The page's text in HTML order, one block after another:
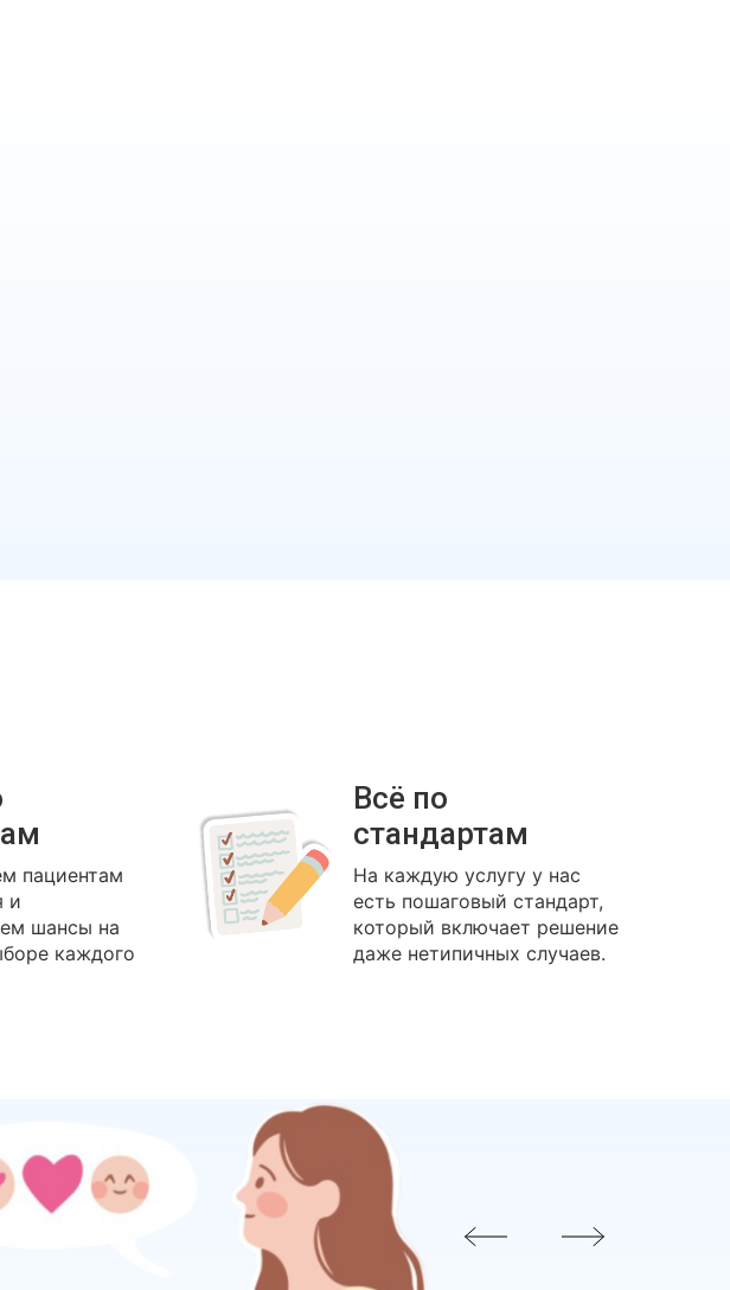
пациентам
и
шансы на
каждого
Всё по
стандартам
На каждую услугу у нас
есть пошаговый стандарт,
который включает решение
даже нетипичных случаев.